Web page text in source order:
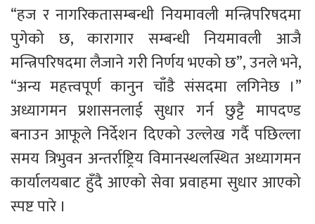
“हज र नागरिकतासम्बन्धी नियमावली मन्त्रिपरिषदमा
पुगेको छ, कारागार सम्बन्धी नियमावली आजै
मन्त्रिपरिषदमा लैजाने गरी निर्णय भएको छ”, उनले भने,
“अन्य महत्त्वपूर्ण कानुन चाँडै संसदमा लगिनेछ ।”
अध्यागमन प्रशासनलाई सुधार गर्न छुट्टै मापदण्ड
बनाउन आफूले निर्देशन दिएको उल्लेख गर्दै पछिल्ला
समय त्रिभुवन अन्तर्राष्ट्रिय विमानस्थलस्थित अध्यागमन
कार्यालयबाट हुँदै आएको सेवा प्रवाहमा सुधार आएको
स्पष्ट पारे ।